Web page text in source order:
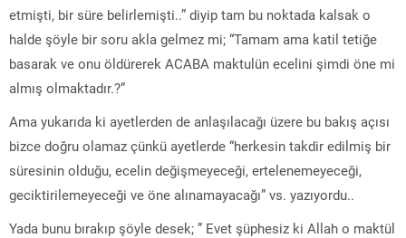
etmişti, bir süre belirlemişti..” diyip tam bu noktada kalsak o
halde şöyle bir soru akla gelmez mi; “Tamam ama katil tetiğe
basarak ve onu öldürerek ACABA maktulün ecelini şimdi öne mi
almış olmaktadır.?”
Ama yukarıda ki ayetlerden de anlaşılacağı üzere bu bakış açısı
bizce doğru olamaz çünkü ayetlerde “herkesin takdir edilmiş bir
süresinin olduğu, ecelin değişmeyeceği, ertelenemeyeceği,
geciktirilemeyeceği ve öne alınamayacağı” vs. yazıyordu..
Yada bunu bırakıp şöyle desek; ” Evet şüphesiz ki Allah o maktül